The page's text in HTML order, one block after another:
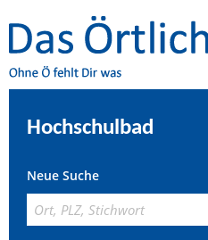
Hochschulbad
Neue Suche